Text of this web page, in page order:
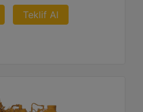
Teklif Al